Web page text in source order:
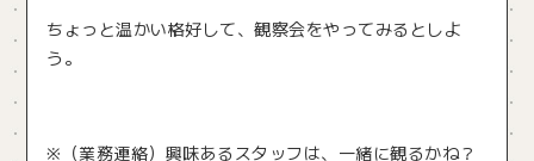
ちょっと温かい格好して、観察会をやってみるとしよ
う。
※（業務連絡）興味あるスタッフは、一緒に観るかね？